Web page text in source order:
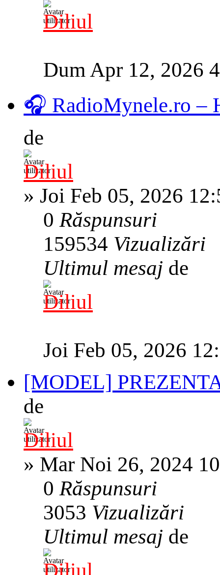
Diliul
Dum Apr 12, 2026
🎧 RadioMynele.ro –
de
Diliul
» Joi Feb 05, 2026
0Răspunsuri
159534 Vizualizări
Ultimul mesaj de
Diliul
Joi Feb 05, 2026
[MODEL]
de
Diliul
» Mar Noi 26, 2024
0Răspunsuri
3053 Vizualizări
Ultimul mesaj de